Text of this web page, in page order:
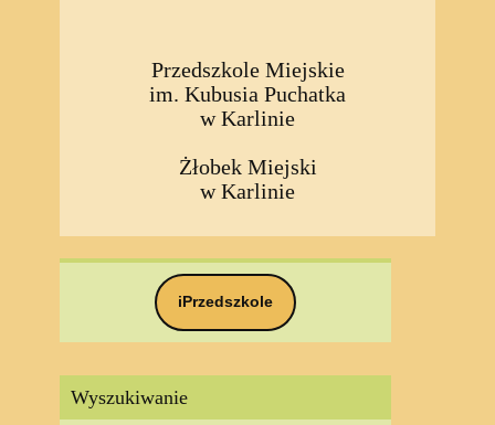
Przedszkole Miejskie
im. Kubusia Puchatka
w Karlinie
Żłobek Miejski
w Karlinie
iPrzedszkole
Wyszukiwanie